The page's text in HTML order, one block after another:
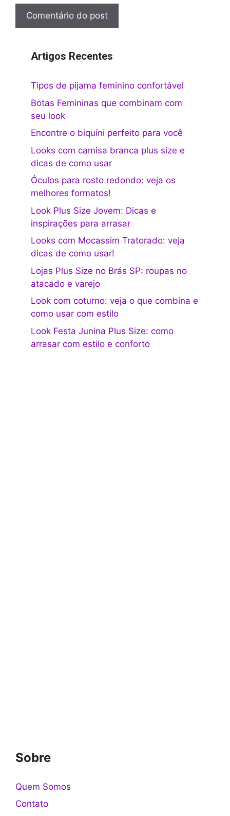
Artigos Recentes
Tipos de pijama feminino confortável
Botas Femininas que combinam com
seu look
Encontre o biquíni perfeito para você
Looks com camisa branca plus size e
dicas de como usar
Óculos para rosto redondo: veja os
melhores formatos!
Look Plus Size Jovem: Dicas e
inspirações para arrasar
Looks com Mocassim Tratorado: veja
dicas de como usar!
Lojas Plus Size no Brás SP: roupas no
atacado e varejo
Look com coturno: veja o que combina e
como usar com estilo
Look Festa Junina Plus Size: como
arrasar com estilo e conforto
Sobre
Quem Somos
Contato